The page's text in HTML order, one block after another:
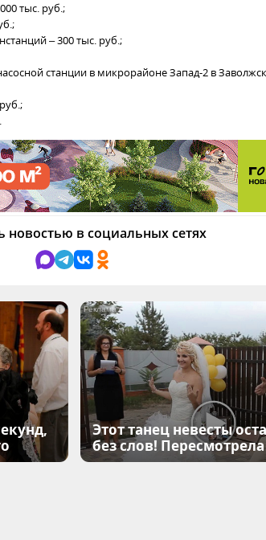
тыс. руб.;
– 300 тыс. руб.;
станции в микрорайоне Запад-2 в
новостью в социальных сетях
i
Этот танец невесты
без слов! Пересмотрела